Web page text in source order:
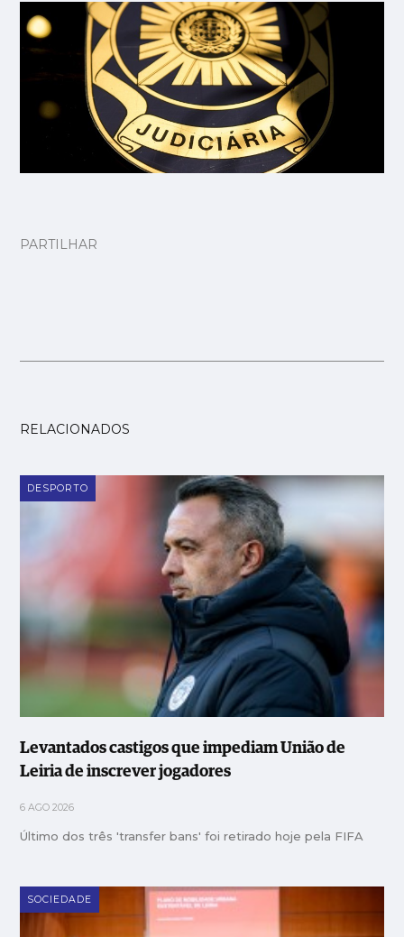
PARTILHAR
RELACIONADOS
DESPORTO
Levantados castigos que impediam União de
Leiria de inscrever jogadores
6 AGO 2026
Último dos três 'transfer bans' foi retirado hoje pela FIFA
SOCIEDADE